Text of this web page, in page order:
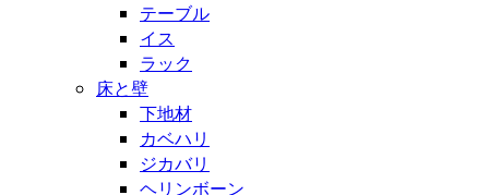
テーブル
イス
ラック
床と壁
下地材
カベハリ
ジカバリ
ヘリンボーン